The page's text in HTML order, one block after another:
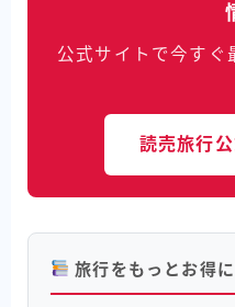
公式サイトで今すぐ
読売旅行
旅行をもっとお得